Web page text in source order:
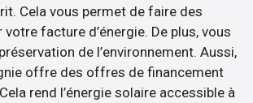
Cela vous permet de faire des
facture d’énergie. De plus, vous
de l’environnement. Aussi,
offre des offres de financement
rend l’énergie solaire accessible à